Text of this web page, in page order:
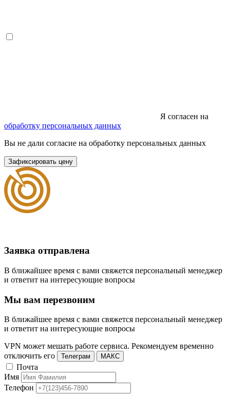
Я согласен на
обработку персональных данных
Вы не дали согласие на обработку персональных данных
Зафиксировать цену
Заявка отправлена
В ближайшее время с вами свяжется персональный менеджер
и ответит на интересующие вопросы
Мы вам перезвоним
В ближайшее время с вами свяжется персональный менеджер
и ответит на интересующие вопросы
VPN может мешать работе сервиса. Рекомендуем временно
отключить его
Телеграм МАКС
Почта
Имя
Телефон